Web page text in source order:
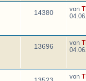
14380 von
13696 von
von